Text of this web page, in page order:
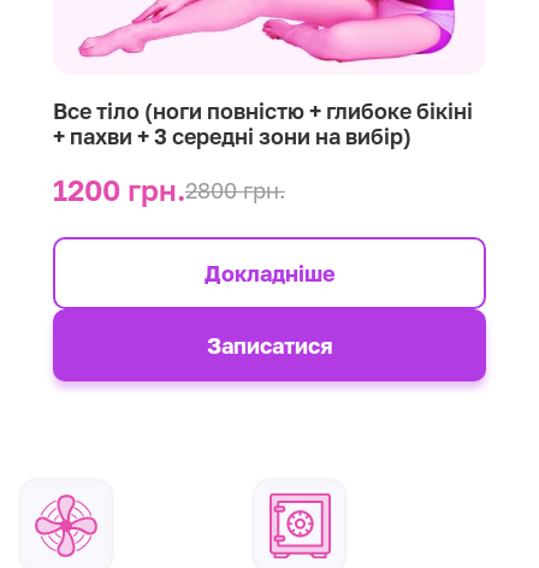
Все тіло (ноги повністю + глибоке бікіні
+ пахви + 3 середні зони на вибір)
1200 грн.2800 грн.
Докладніше
Записатися